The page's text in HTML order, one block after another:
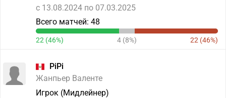
c 13.08.2024 по 07.03.2025
Всего матчей: 48
22 (46%) 4 (8%) 22 (46%)
PiPi
Жанпьер Валенте
Игрок (Мидлейнер)